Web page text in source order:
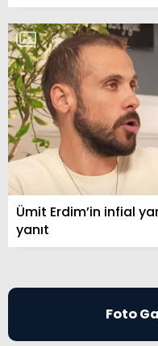
Ümit Erdim’in infial
yanıt
Foto